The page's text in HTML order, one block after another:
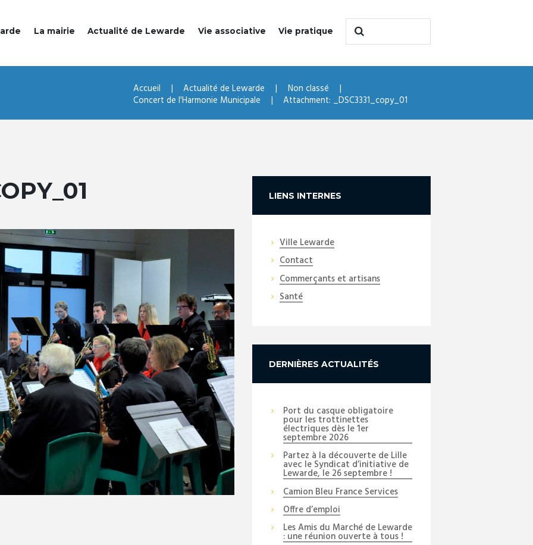
La mairie Actualité de Lewarde Vie associative Vie pratique
Accueil Actualité de Lewarde
Non classé
Concert de l'Harmonie Municipale
Attachment: _DSC3331_copy_01
Next item
_DSC3336_copy_01
LIENS INTERNES
Ville Lewarde
Contact
Commerçants et artisans
Santé
DERNIÈRES ACTUALITÉS
Port du casque obligatoire
pour les trottinettes
électriques dès le 1er
septembre 2026
Partez à la découverte de Lille
avec le Syndicat d’initiative de
Lewarde, le 26 septembre !
Camion Bleu France Services
Offre d’emploi
Les Amis du Marché de Lewarde
: une réunion ouverte à tous !